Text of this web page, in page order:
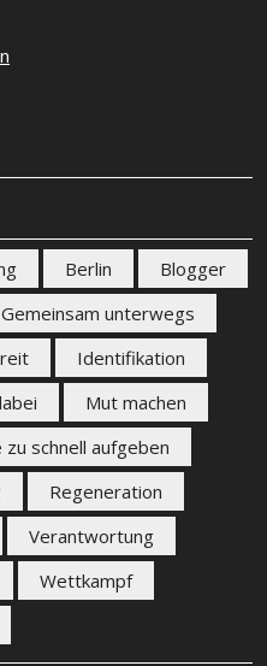
Berlin
Blogger
Gemeinsam unterwegs
Identifikation
Mut machen
zu schnell aufgeben
Regeneration
Verantwortung
Wettkampf